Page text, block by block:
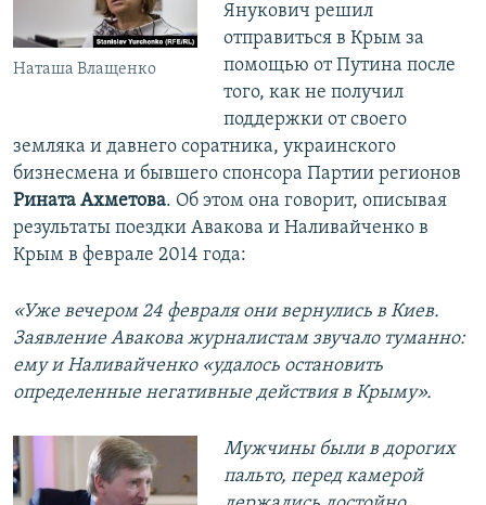
Наташа Влащенко
Янукович решил
отправиться в Крым за
помощью от Путина после
того, как не получил
поддержки от своего
земляка и давнего соратника, украинского
бизнесмена и бывшего спонсора Партии регионов
Рината Ахметова. Об этом она говорит, описывая
результаты поездки Авакова и Наливайченко в
Крым в феврале 2014 года:
«Уже вечером 24 февраля они вернулись в Киев.
Заявление Авакова журналистам звучало туманно:
ему и Наливайченко «удалось остановить
определенные негативные действия в Крыму».
Мужчины были в дорогих
пальто, перед камерой